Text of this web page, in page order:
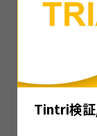
Tintri検証